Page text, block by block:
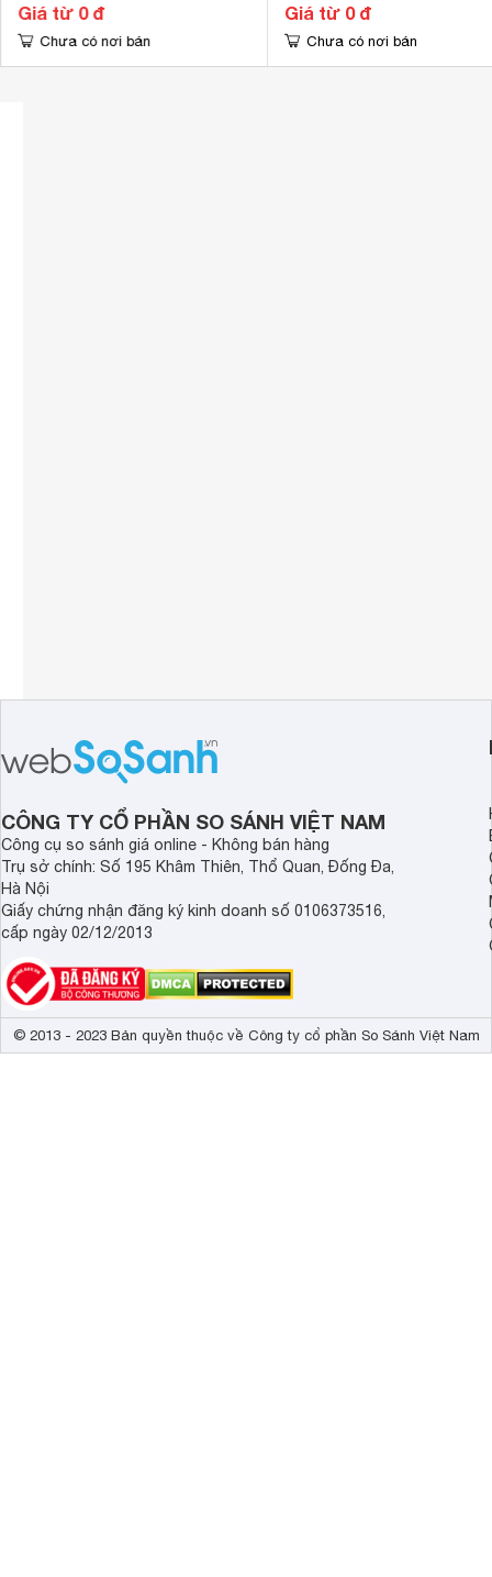
Giá từ 0 đ
Chưa có nơi bán
Giá từ 0 đ
Chưa có nơi bán
CÔNG TY CỔ PHẦN SO SÁNH VIỆT NAM
Công cụ so sánh giá online - Không bán hàng
Trụ sở chính: Số 195 Khâm Thiên, Thổ Quan, Đống Đa,
Hà Nội
Giấy chứng nhận đăng ký kinh doanh số 0106373516,
cấp ngày 02/12/2013
© 2013 - 2023 Bản quyền thuộc về Công ty cổ phần So Sánh Việt Nam